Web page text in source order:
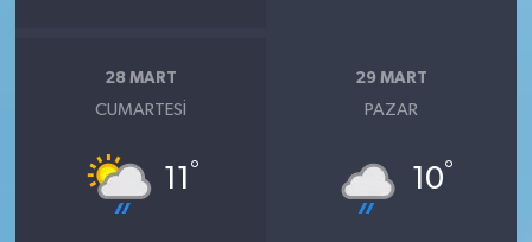
28 MART
CUMARTESI
11 °
29 MART
PAZAR
10°